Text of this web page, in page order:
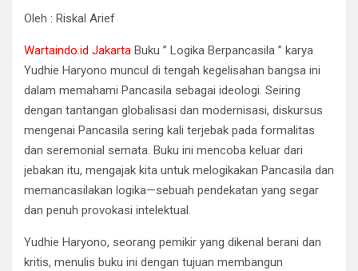
Oleh : Riskal Arief
Wartaindo.id Jakarta Buku ” Logika Berpancasila ” karya
Yudhie Haryono muncul di tengah kegelisahan bangsa ini
dalam memahami Pancasila sebagai ideologi. Seiring
dengan tantangan globalisasi dan modernisasi, diskursus
mengenai Pancasila sering kali terjebak pada formalitas
dan seremonial semata. Buku ini mencoba keluar dari
jebakan itu, mengajak kita untuk melogikakan Pancasila dan
memancasilakan logika—sebuah pendekatan yang segar
dan penuh provokasi intelektual.
Yudhie Haryono, seorang pemikir yang dikenal berani dan
kritis, menulis buku ini dengan tujuan membangun